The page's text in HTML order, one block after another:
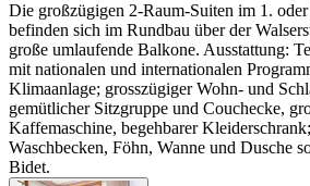
Die großzügigen 2-Raum-Suiten im 1. oder
befinden sich im Rundbau über der
große umlaufende Balkone. Ausstattung:
mit nationalen und internationalen
Klimaanlage; grosszügiger Wohn- und
gemütlicher Sitzgruppe und Couchecke,
Kaffemaschine, begehbarer
Waschbecken, Föhn, Wanne und Dusche
Bidet.